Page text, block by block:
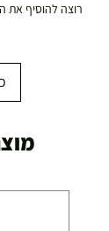
רוצה להוסיף את